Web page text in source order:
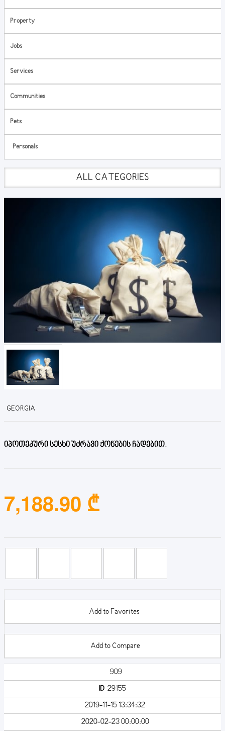
Property
Jobs
Services
Communities
Pets
Personals
ALL CATEGORIES
GEORGIA
იპოთეკური სესხი უძრავი ქონების ჩადებით.
7,188.90 ₾
Add to Favorites
Add to Compare
909
ID 29155
2019-11-15 13:34:32
2020-02-23 00:00:00